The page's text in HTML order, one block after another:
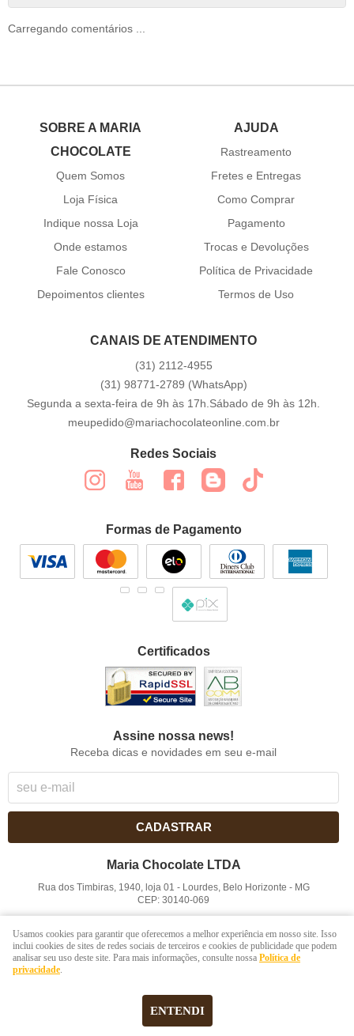
Carregando comentários ...
SOBRE A MARIA
CHOCOLATE
Quem Somos
Loja Física
Indique nossa Loja
Onde estamos
Fale Conosco
Depoimentos clientes
AJUDA
Rastreamento
Fretes e Entregas
Como Comprar
Pagamento
Trocas e Devoluções
Política de Privacidade
Termos de Uso
CANAIS DE ATENDIMENTO
(31) 2112-4955
(31) 98771-2789 (WhatsApp)
Segunda a sexta-feira de 9h às 17h.Sábado de 9h às 12h.
meupedido@mariachocolateonline.com.br
Redes Sociais
Formas de Pagamento
Certificados
Assine nossa news!
Receba dicas e novidades em seu e-mail
CADASTRAR
Maria Chocolate LTDA
Rua dos Timbiras, 1940, loja 01 - Lourdes, Belo Horizonte - MG
CEP: 30140-069
LOJA VIRTUAL CRIADA POR
Usamos cookies para garantir que oferecemos a melhor experiência em nosso site. Isso
inclui cookies de sites de redes sociais de terceiros e cookies de publicidade que podem
analisar seu uso deste site. Para mais informações, consulte nossa Política de
privacidade.
ENTENDI